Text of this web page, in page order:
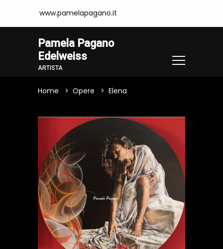
www.pamelapagano.it
Pamela Pagano
Edelweiss
ARTISTA
Home Opere Elena